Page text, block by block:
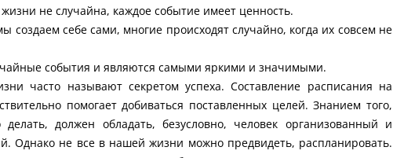
не случайна, каждое событие имеет ценность.
создаем себе сами, многие происходят случайно, когда их совсем не
события и являются самыми яркими и значимыми.
часто называют секретом успеха. Составление расписания на
помогает добиваться поставленных целей. Знанием того,
должен обладать, безусловно, человек организованный и
Однако не все в нашей жизни можно предвидеть, распланировать.